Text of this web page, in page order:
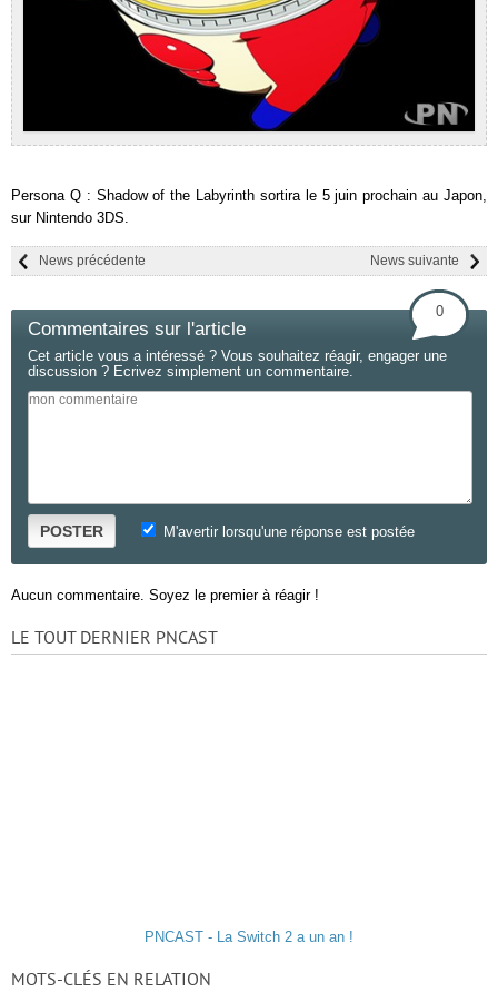
Persona Q : Shadow of the Labyrinth sortira le 5 juin prochain au Japon,
sur Nintendo 3DS.
News suivante
News précédente
Commentaires sur l'article
0
Cet article vous a intéressé ? Vous souhaitez réagir, engager une
discussion ? Ecrivez simplement un commentaire.
POSTER M'avertir lorsqu'une réponse est postée
Aucun commentaire. Soyez le premier à réagir !
LE TOUT DERNIER PNCAST
PNCAST - La Switch 2 a un an !
MOTS-CLÉS EN RELATION